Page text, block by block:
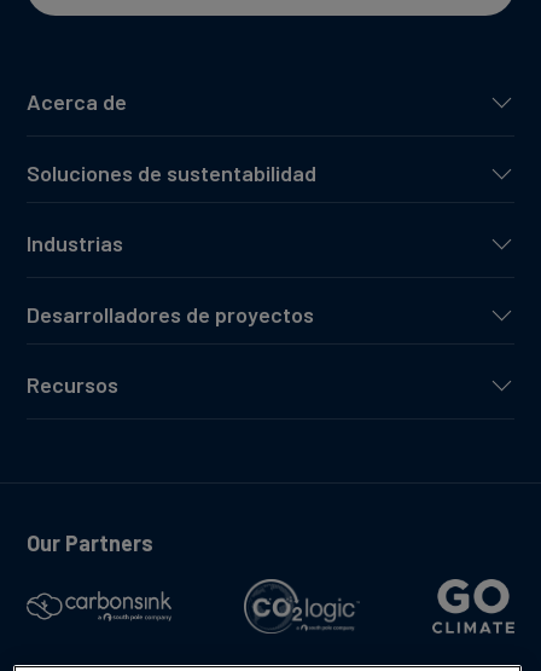
Acerca de
Soluciones de sustentabilidad
Industrias
Desarrolladores de proyectos
Recursos
Our Partners